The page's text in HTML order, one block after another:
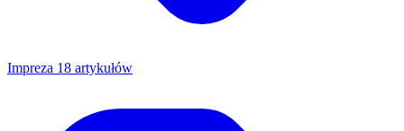
Impreza 18 artykułów